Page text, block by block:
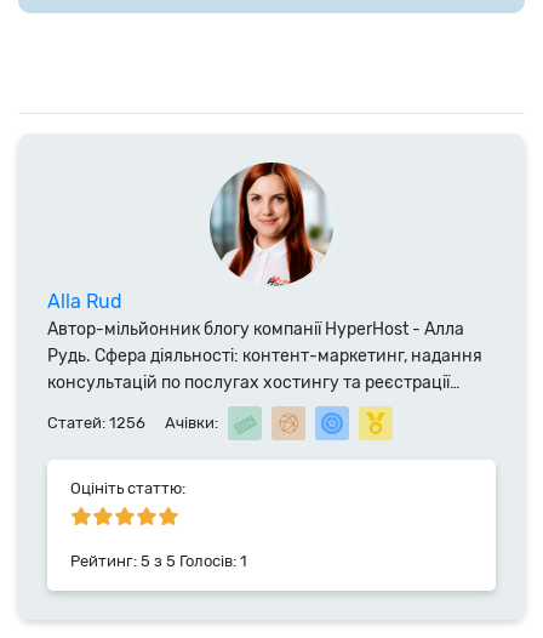
Alla Rud
Автор-мільйонник блогу компанії HyperHost - Алла
Рудь. Сфера діяльності: контент-маркетинг, надання
консультацій по послугах хостингу та реєстрації
доменних імен. Фахівець компанії HyperHost.UA з
Статей: 1256 Ачівки:
Оцініть статтю:
Рейтинг: 5 з 5 Голосів: 1